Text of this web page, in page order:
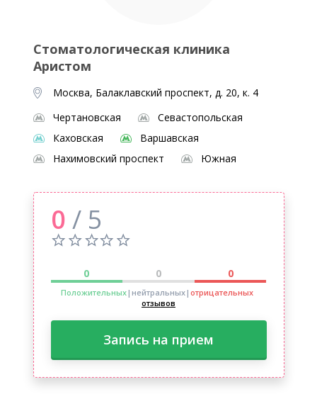
Стоматологическая клиника
Аристом
Москва, Балаклавский проспект, д. 20, к. 4
Чертановская
Севастопольская
Каховская
Варшавская
Нахимовский проспект
Южная
0 / 5
0 0 0
Положительных|нейтральных| отрицательных
отзывов
Запись на прием